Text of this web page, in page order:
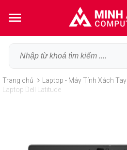
Trang chủ Laptop - Máy Tính Xách Tay
Laptop Dell Latitude